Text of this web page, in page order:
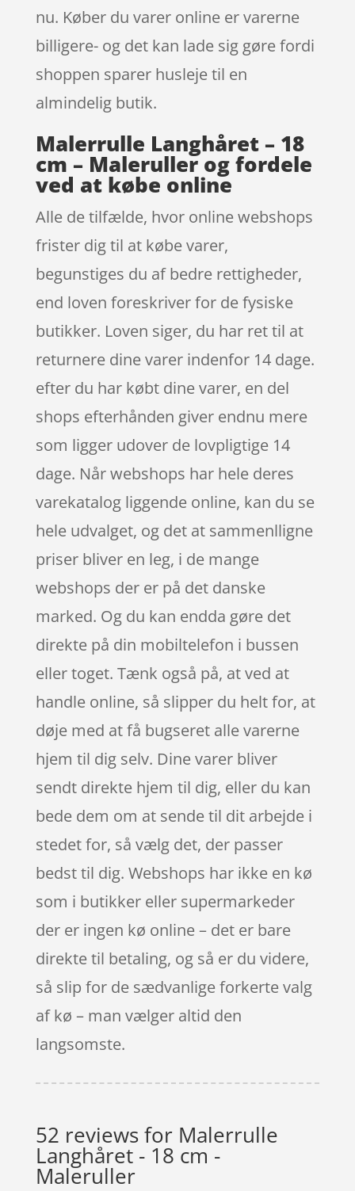
nu. Køber du varer online er varerne
billigere- og det kan lade sig gøre fordi
shoppen sparer husleje til en
almindelig butik.
Malerrulle Langhåret – 18
cm – Maleruller og fordele
ved at købe online
Alle de tilfælde, hvor online webshops
frister dig til at købe varer,
begunstiges du af bedre rettigheder,
end loven foreskriver for de fysiske
butikker. Loven siger, du har ret til at
returnere dine varer indenfor 14 dage.
efter du har købt dine varer, en del
shops efterhånden giver endnu mere
som ligger udover de lovpligtige 14
dage. Når webshops har hele deres
varekatalog liggende online, kan du se
hele udvalget, og det at sammenlligne
priser bliver en leg, i de mange
webshops der er på det danske
marked. Og du kan endda gøre det
direkte på din mobiltelefon i bussen
eller toget. Tænk også på, at ved at
handle online, så slipper du helt for, at
døje med at få bugseret alle varerne
hjem til dig selv. Dine varer bliver
sendt direkte hjem til dig, eller du kan
bede dem om at sende til dit arbejde i
stedet for, så vælg det, der passer
bedst til dig. Webshops har ikke en kø
som i butikker eller supermarkeder
der er ingen kø online – det er bare
direkte til betaling, og så er du videre,
så slip for de sædvanlige forkerte valg
af kø – man vælger altid den
langsomste.
52 reviews for Malerrulle
Langhåret - 18 cm -
Maleruller